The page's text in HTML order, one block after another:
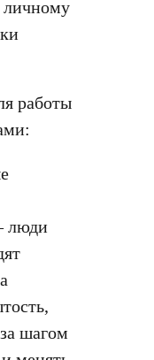
личному
работы
люди
шагом